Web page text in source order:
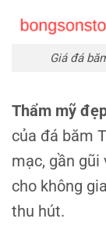
Giá đá
Thẩm mỹ
của đá băm
mạc, gần
cho không
thu hút.